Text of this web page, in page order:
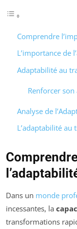
Comprendre
L’importance de
Adaptabilité au
Renforcer
Analyse de
L’adaptabilité au
Dans un monde
incessantes, la
transformations